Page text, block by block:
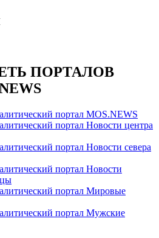
ПОРТАЛОВ
портал MOS.NEWS
портал Новости центра
портал Новости севера
портал Новости
портал Мировые
портал Мужские